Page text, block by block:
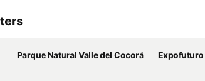
Parque Natural Valle del Cocorá Expofuturo